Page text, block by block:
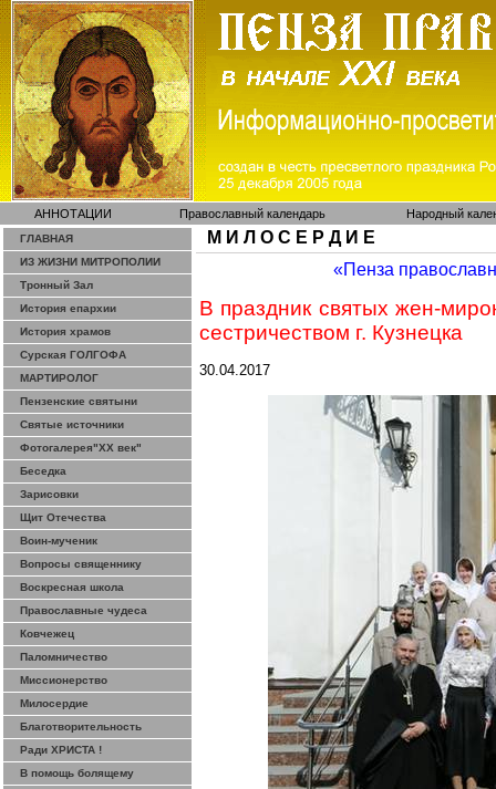
АННОТАЦИИ Православный календарь Народный
ГЛАВНАЯ
ИЗ ЖИЗНИ МИТРОПОЛИИ
Тронный Зал
История епархии
История храмов
Сурская ГОЛГОФА
МАРТИРОЛОГ
Пензенские святыни
Святые источники
Фотогалерея"ХХ век"
Беседка
Зарисовки
Щит Отечества
Воин-мученик
Вопросы священнику
Воскресная школа
Православные чудеса
Ковчежец
Паломничество
Миссионерство
Милосердие
Благотворительность
Ради ХРИСТА !
В помощь болящему
М И Л О С Е Р Д И Е
«Пенза
В праздник святых жен-
сестричеством г. Кузнецка
30.04.2017